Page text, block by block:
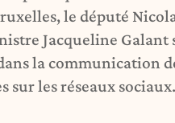
le député
Jacqueline Galant
la communication
sur les réseaux sociaux.